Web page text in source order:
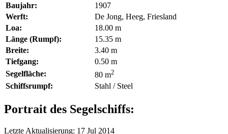
Baujahr:
1907
Werft:
De Jong, Heeg, Friesland
Loa:
18.00 m
Länge (Rumpf):
15.35 m
Breite:
3.40 m
Tiefgang:
0.50 m
Segelfläche:
80 m2
Schiffsrumpf: Stahl / Steel
Portrait des Segelschiffs:
Letzte Aktualisierung: 17 Jul 2014